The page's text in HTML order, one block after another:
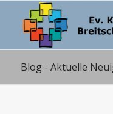
Blog - Aktuelle